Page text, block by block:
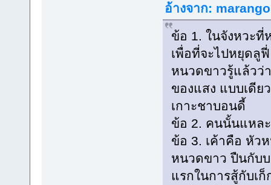
อ้างจาก:
ข้อ 1. ในจังหวะที่
เพื่อที่จะไปหยุดลู
หนวดขาวรู้แล้วว่
ของแสง แบบเดีย
เกาะชาบอนดี้
ข้อ 2. คนนั้นแหล
ข้อ 3. เค้าคือ หัว
หนวดขาว ปืนกับบ
แรกในการสู้กับเ